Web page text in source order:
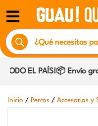
contenido
Búsqueda
de
productos
EL PAÍS!📦 Envío
Inicio / Perros / Accesorios y